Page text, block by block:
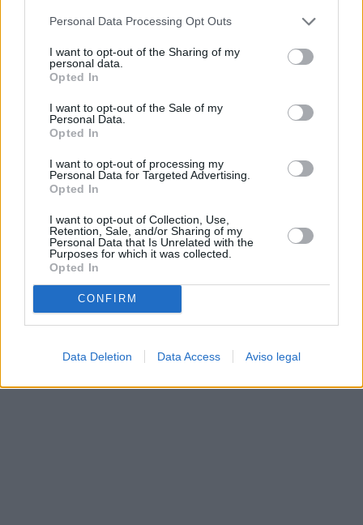
negar su consentimiento. Tenga en cuenta que algún
de su consentimiento, pero usted tiene el derecho de
rechazar tal procesamiento. Sus preferencias se aplicarán
cualquier momento entrando de nuevo en este sitio web o
visitando nuestra política de privacidad.
Personal Data Processing Opt Outs
I want to opt-out of the Sharing of my
personal data.
Opted In
I want to opt-out of the Sale of my
Personal Data.
Opted In
I want to opt-out of processing my
Personal Data for Targeted Advertising.
Opted In
I want to opt-out of Collection, Use,
Retention, Sale, and/or Sharing of my
Personal Data that Is Unrelated with the
Purposes for which it was collected.
Opted In
CONFIRM
Data Deletion Data Access Aviso legal